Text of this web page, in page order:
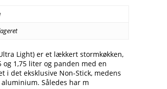
Light) er et lækkert stormkøkken,
1,75 liter og panden med en
i det eksklusive Non-Stick, medens
Således har m